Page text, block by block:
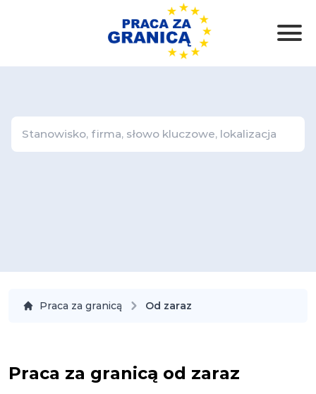
Praca za granicą Od zaraz
Praca za granicą od zaraz